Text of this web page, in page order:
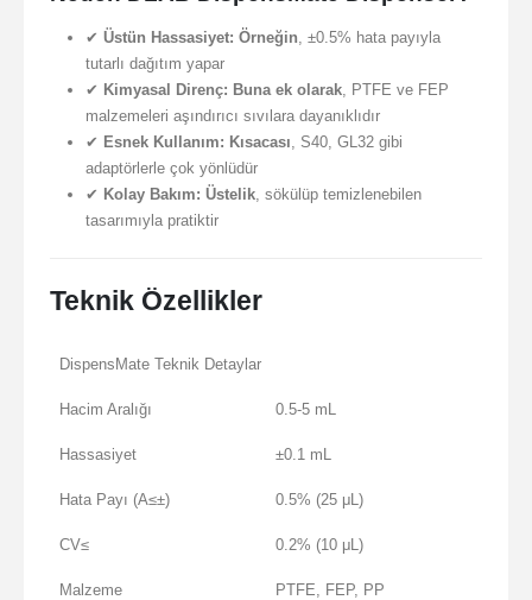
✔ Üstün Hassasiyet: Örneğin , ±0.5% hata payıyla
tutarlı dağıtım yapar
✔ Kimyasal Direnç: Buna ek olarak, PTFE ve FEP
malzemeleri aşındırıcı sıvılara dayanıklıdır
✔ Esnek Kullanım: Kısacası , S40, GL32 gibi
adaptörlerle çok yönlüdür
✔ Kolay Bakım: Üstelik, sökülüp temizlenebilen
tasarımıyla pratiktir
Teknik Özellikler
DispensMate Teknik Detaylar
Hacim Aralığı 0.5-5 mL
Hassasiyet ±0.1 mL
Hata Payı (A≤±) 0.5% (25 μL)
CV≤ 0.2% (10 μL)
Malzeme PTFE, FEP, PP